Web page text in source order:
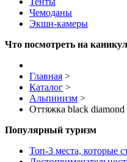
Чемоданы
Экшн-камеры
Что посмотреть на
Главная >
Каталог >
Альпинизм >
Оттяжка black
Популярный туризм
Топ-3 места, которые